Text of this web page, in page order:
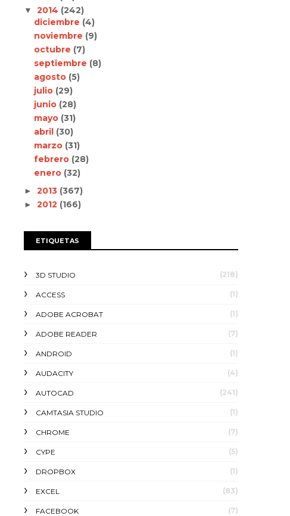
▼ 2014 (242)
diciembre (4)
noviembre (9)
octubre (7)
septiembre (8)
agosto (5)
julio (29)
junio (28)
mayo (31)
abril (30)
marzo (31)
febrero (28)
enero (32)
► 2013 (367)
► 2012 (166)
ETIQUETAS
3D STUDIO (218)
ACCESS (1)
ADOBE ACROBAT (1)
ADOBE READER (7)
ANDROID (1)
AUDACITY (4)
AUTOCAD (241)
CAMTASIA STUDIO (1)
CHROME (7)
CYPE (5)
DROPBOX (1)
EXCEL (83)
FACEBOOK (7)